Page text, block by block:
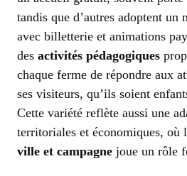
tandis que d’autres adoptent un
avec billetterie et animations
des activités pédagogiques
chaque ferme de répondre aux
ses visiteurs, qu’ils soient
Cette variété reflète aussi une
territoriales et économiques, où
ville et campagne joue un rôle